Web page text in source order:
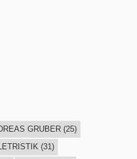
GRUBER(25)
(31)